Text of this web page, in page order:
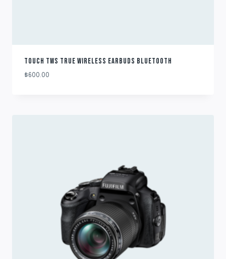
TOUCH TWS TRUE WIRELESS EARBUDS BLUETOOTH
$600.00